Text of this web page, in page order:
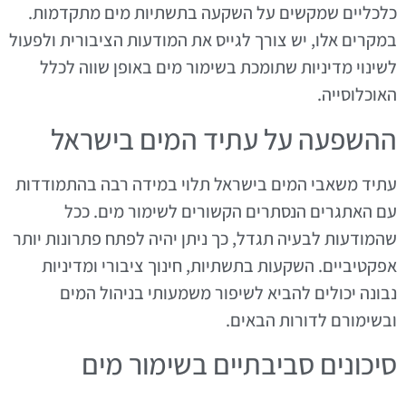
כלכליים שמקשים על השקעה בתשתיות מים מתקדמות.
במקרים אלו, יש צורך לגייס את המודעות הציבורית ולפעול
לשינוי מדיניות שתומכת בשימור מים באופן שווה לכלל
האוכלוסייה.
ההשפעה על עתיד המים בישראל
עתיד משאבי המים בישראל תלוי במידה רבה בהתמודדות
עם האתגרים הנסתרים הקשורים לשימור מים. ככל
שהמודעות לבעיה תגדל, כך ניתן יהיה לפתח פתרונות יותר
אפקטיביים. השקעות בתשתיות, חינוך ציבורי ומדיניות
נבונה יכולים להביא לשיפור משמעותי בניהול המים
ובשימורם לדורות הבאים.
סיכונים סביבתיים בשימור מים